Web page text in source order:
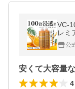
VC-
レミアム
ンC
スメ
公
4